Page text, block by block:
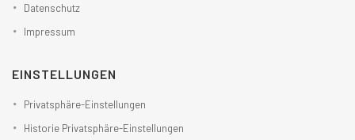
Datenschutz
Impressum
EINSTELLUNGEN
Privatsphäre-Einstellungen
Historie Privatsphäre-Einstellungen